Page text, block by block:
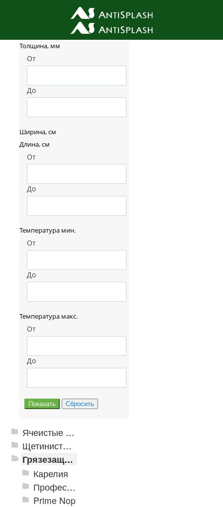
Фильтр товаров
Толщина, мм
От
До
Ширина, см
Длина, см
От
До
Температура мин.
От
До
Температура макс.
От
До
Ячеистые грязезащитные покрытия
Щетинистые покрытия
Грязезащитные, влаговпитывающие покрытия
Карелия
Профессиональные грязезащитные ковры AntiSplash Carpet
Prime Nop